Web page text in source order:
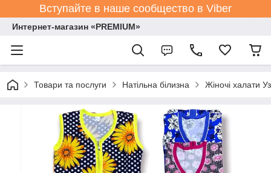
Вступайте в наше сообщество в Viber
Интернет-магазин «PREMIUM»
Товари та послуги Натільна білизна Жіночі халати